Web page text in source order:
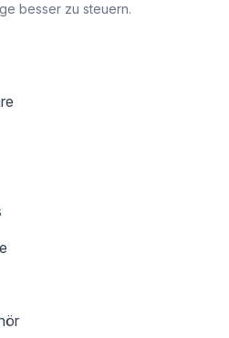
besser zu steuern.